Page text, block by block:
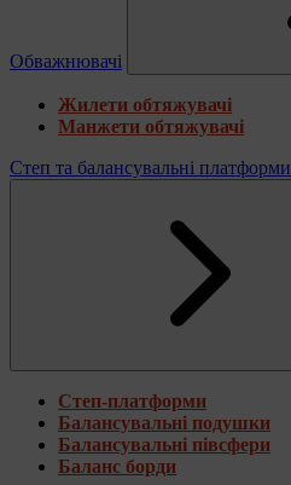
Обважнювачі
Жилети обтяжувачі
Манжети обтяжувачі
Степ та балансувальні платформи
Степ-платформи
Балансувальні подушки
Балансувальні півсфери
Баланс борди